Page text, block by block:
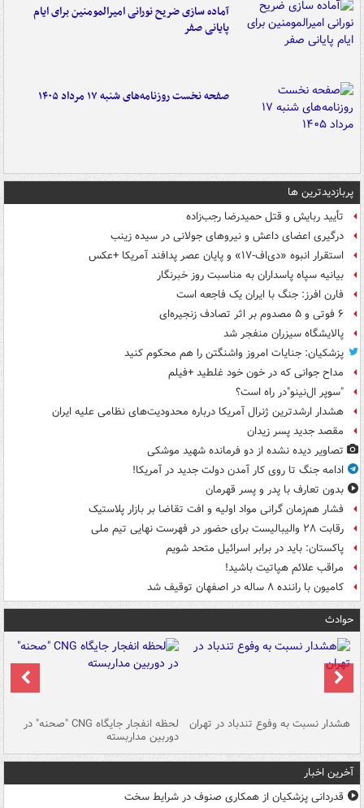
آماده سازی ضریح نورانی امیرالمومنین برای ایام
پایانی صفر
صفحه نخست روزنامه‌های شنبه ۱۷ مرداد ۱۴۰۵
پربازدیدترین ها
تأیید ربایش و قتل حمیدرضا رجب‌زاده
درگیری اعضای داعش و نیروهای جولانی در سیده زینب
استقرار انبوه «دی‌اف‑۱۷» و پایان عصر پدافند آمریکا +عکس
بیانیه سپاه پاسداران به مناسبت روز خبرنگار
فارن افرز: جنگ با ایران یک فاجعه است
۶ فوتی و ۵ مصدوم بر اثر تصادف زنجیره‌ای
پالایشگاه سیزران منفجر شد
پزشکیان: جنایات امروز واشنگتن را هم محکوم کنید
مداح جوانی که در خون خود غلطید +فیلم
"سوپر ال‌نینو"در راه است؟
هشدار ارشدترین ژنرال آمریکا درباره محدودیت‌های نظامی علیه ایران
مقصد جدید پسر زیدان
تصاویر دیده‌ نشده از دو فرمانده شهید موشکی
ادامه جنگ تا روی کار آمدن دولت جدید در آمریکا!
بدون تعارف با پدر و پسر قهرمان
فشار هم‌زمان گرانی مواد اولیه و افت تقاضا بر بازار پلاستیک
رقابت ۲۸ والیبالیست برای حضور در فهرست نهایی تیم ملی
پاکستان: باید در برابر اسرائیل متحد شویم
مراقب علائم هپاتیت باشید!
کامیون با راننده ۸ ساله در اصفهان توقیف شد
حوادث
هشدار نسبت به وفوع تندباد در تهران لحظه انفجار جایگاه CNG "صحنه" در
دوربین مداربسته
آخرین اخبار
قدردانی پزشکیان از همکاری صنوف در شرایط سخت